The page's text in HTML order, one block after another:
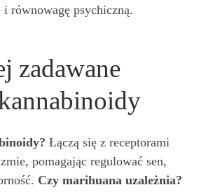
równowagę psychiczną.
zadawane
Łączą się z receptorami
pomagając regulować sen,
Czy marihuana uzależnia?